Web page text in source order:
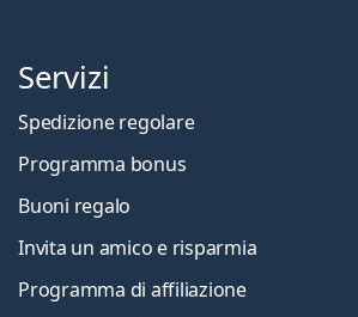
Servizi
Spedizione regolare
Programma bonus
Buoni regalo
Invita un amico e risparmia
Programma di affiliazione